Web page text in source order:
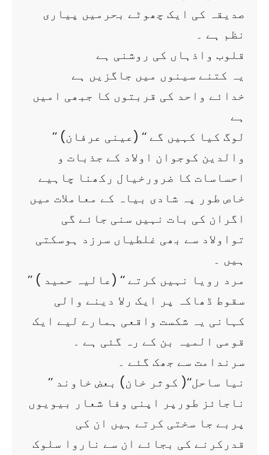
صدیقہ کی ایک چھوٹے بحرمیں پیاری
نظم ہے ۔
قلوب واذہاں کی روشنی ہے
یہ کتنے سینوں میں جاگزیں ہے
خدائے واحد کی قربتوں کا جبھی امیں
ہے
’’ لوگ کیا کہیں گے ‘‘ (عینی عرفان)
والدین کوجوان اولاد کے جذبات و
احساسات کا ضرورخیال رکھنا چاہیے
خاص طور پہ شادی بیاہ کے معاملات میں
اگران کی بات نہیں سنی جائے گی
تواولاد سے بھی غلطیاں سرزد ہوسکتی
ہیں ۔
’’ مرد رویا نہیں کرتے ‘‘ (عالیہ حمید )
سقوط ڈھاکہ پر ایک رلا دینے والی
کہانی یہ شکست واقعی ہمارے لیے ایک
قومی المیہ بن کے رہ گئی ہے ۔
سرندامت سے جھک گئے ۔
’’ نیا ساحل‘‘( کوثر خان) بعض خاوند
ناجائز طورپر اپنی وفا شعار بیویوں
پربے جا سختی کرتے ہیں ان کی
قدرکرنے کی بجائے ان سے ناروا سلوک